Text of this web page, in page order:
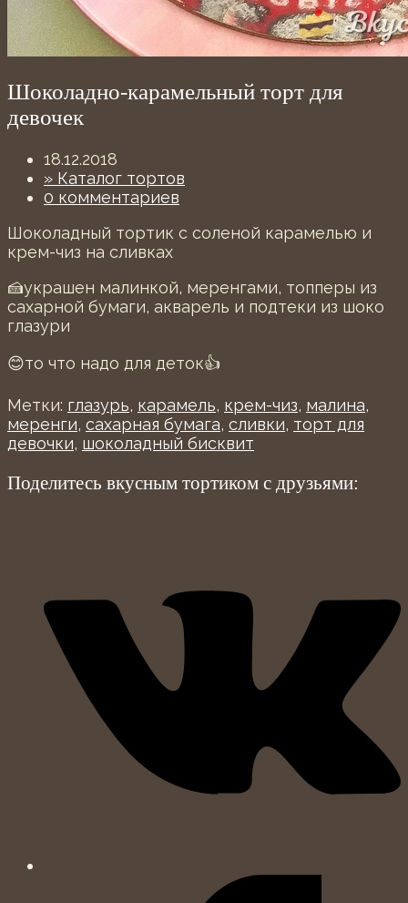
Шоколадно-карамельный торт для
девочек
18.12.2018
» Каталог тортов
0 комментариев
Шоколадный тортик с соленой карамелью и
крем-чиз на сливках
🍰украшен малинкой, меренгами, топперы из
сахарной бумаги, акварель и подтеки из шоко
глазури
😊то что надо для деток👍
Метки: глазурь, карамель, крем-чиз, малина,
меренги, сахарная бумага, сливки, торт для
девочки, шоколадный бисквит
Поделитесь вкусным тортиком с друзьями: